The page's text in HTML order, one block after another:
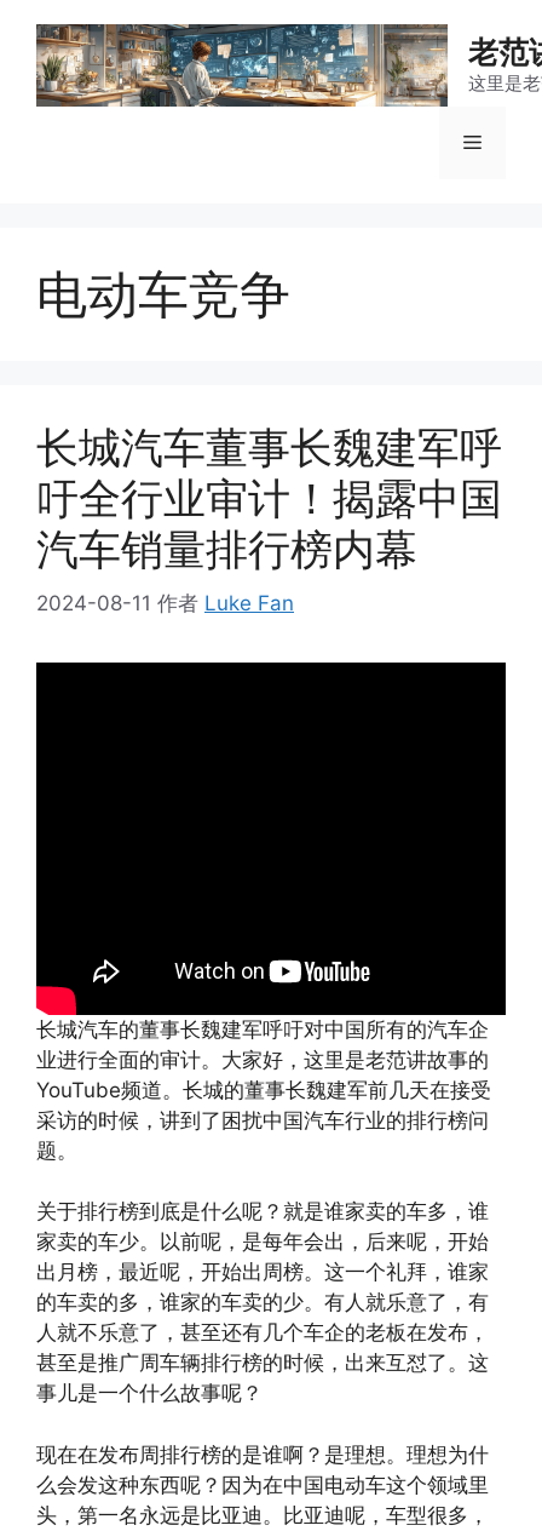
老范
这里是
菜
电动车竞争
长城汽车董事长魏建军呼
吁全行业审计！揭露中国
汽车销量排行榜内幕
2024-08-11 作者 Luke Fan
长城汽车的董事长魏建军呼吁对中国所有的汽车企
业进行全面的审计。大家好，这里是老范讲故事的
YouTube频道。长城的董事长魏建军前几天在接受
采访的时候，讲到了困扰中国汽车行业的排行榜问
题。
关于排行榜到底是什么呢？就是谁家卖的车多，谁
家卖的车少。以前呢，是每年会出，后来呢，开始
出月榜，最近呢，开始出周榜。这一个礼拜，谁家
的车卖的多，谁家的车卖的少。有人就乐意了，有
人就不乐意了，甚至还有几个车企的老板在发布，
甚至是推广周车辆排行榜的时候，出来互怼了。这
事儿是一个什么故事呢？
现在在发布周排行榜的是谁啊？是理想。理想为什
么会发这种东西呢？因为在中国电动车这个领域里
头，第一名永远是比亚迪。比亚迪呢，车型很多，